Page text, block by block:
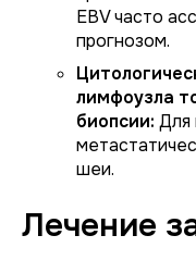
EBV часто
прогнозом.
лимфоузла
биопсии: Для
шеи.
Лечение